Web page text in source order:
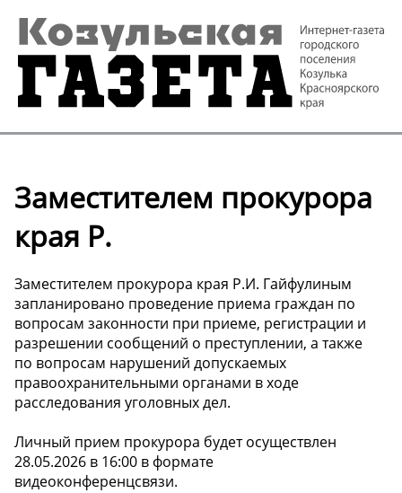
Заместителем прокурора
края Р.
Заместителем прокурора края Р.И. Гайфулиным
запланировано проведение приема граждан по
вопросам законности при приеме, регистрации и
разрешении сообщений о преступлении, а также
по вопросам нарушений допускаемых
правоохранительными органами в ходе
расследования уголовных дел.
Личный прием прокурора будет осуществлен
28.05.2026 в 16:00 в формате
видеоконференцсвязи.